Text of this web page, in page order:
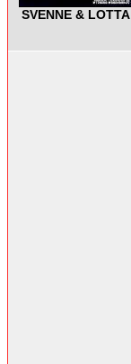
SVENNE & LOTTA